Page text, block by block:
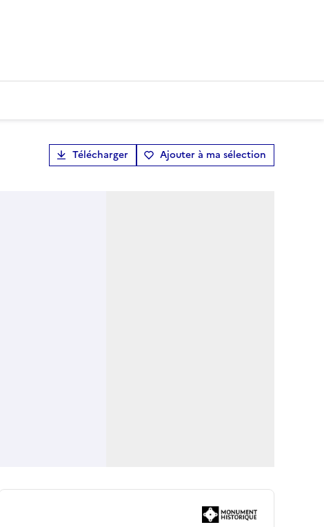
Télécharger Ajouter à ma sélection